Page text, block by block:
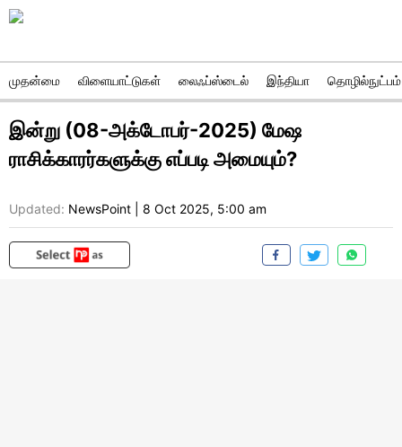
முதன்மை விளையாட்டுகள் லைஃப்ஸ்டைல் இந்தியா தொழில்நுட்பம்
இன்று (08-அக்டோபர்-2025) மேஷ
ராசிக்காரர்களுக்கு எப்படி அமையும்?
Updated: NewsPoint 8 Oct 2025, 5:00 am